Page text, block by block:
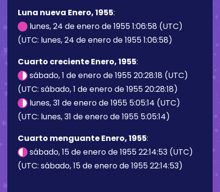
Luna nueva Enero, 1955:
lunes, 24 de enero de 1955 1:06:58 (UTC)
(UTC: lunes, 24 de enero de 1955 1:06:58)
Cuarto creciente Enero, 1955:
sábado, 1 de enero de 1955 20:28:18 (UTC)
(UTC: sábado, 1 de enero de 1955 20:28:18)
lunes, 31 de enero de 1955 5:05:14 (UTC)
(UTC: lunes, 31 de enero de 1955 5:05:14)
Cuarto menguante Enero, 1955:
sábado, 15 de enero de 1955 22:14:53 (UTC)
(UTC: sábado, 15 de enero de 1955 22:14:53)